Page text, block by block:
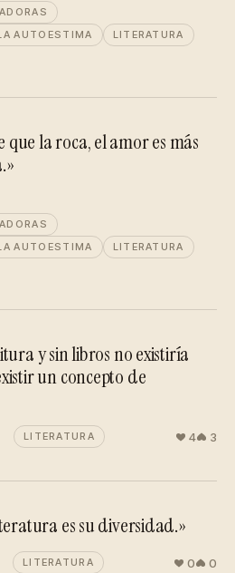
AUTOESTIMA
LITERATURA
que la roca, el amor es más
AUTOESTIMA
LITERATURA
y sin libros no existiría
un concepto de
LITERATURA 4 3
es su diversidad.»
LITERATURA 0 0